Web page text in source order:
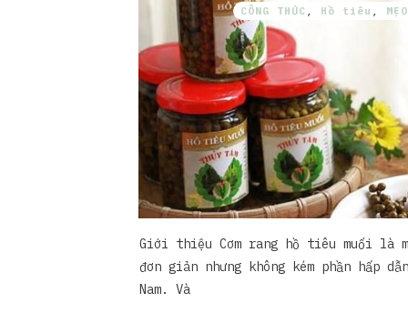
CÔNG THỨC , Hồ tiêu ,
Giới thiệu Cơm rang hồ tiêu muối là
đơn giản nhưng không kém phần hấp
Nam. Và